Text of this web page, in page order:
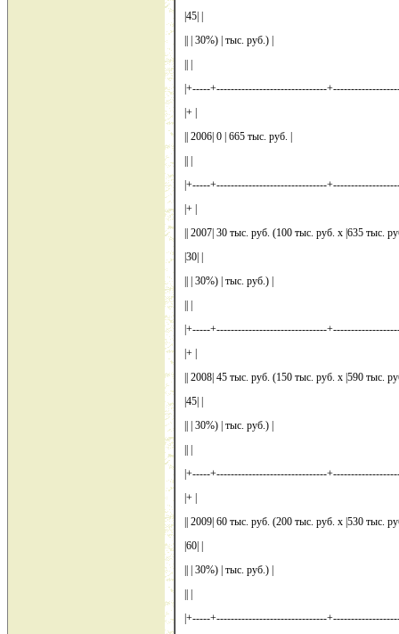
|45| |
|| | 30%) | тыс. руб.) |
|+-----+-------------------------------
|+ |
|| 2006| 0 | 665 тыс. руб. |
|+-----+-------------------------------
|+ |
|| 2007| 30 тыс. руб. (100 тыс. руб. x |635 тыс.
|30| |
|| | 30%) | тыс. руб.) |
|+-----+-------------------------------
|+ |
|| 2008| 45 тыс. руб. (150 тыс. руб. x |590 тыс.
|45| |
|| | 30%) | тыс. руб.) |
|+-----+-------------------------------
|+ |
|| 2009| 60 тыс. руб. (200 тыс. руб. x |530 тыс.
|60| |
|| | 30%) | тыс. руб.) |
|+-----+-------------------------------